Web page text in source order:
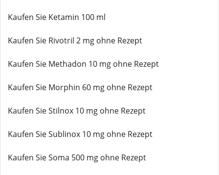
Kaufen Sie Ketamin 100 ml
Kaufen Sie Rivotril 2 mg ohne Rezept
Kaufen Sie Methadon 10 mg ohne Rezept
Kaufen Sie Morphin 60 mg ohne Rezept
Kaufen Sie Stilnox 10 mg ohne Rezept
Kaufen Sie Sublinox 10 mg ohne Rezept
Kaufen Sie Soma 500 mg ohne Rezept